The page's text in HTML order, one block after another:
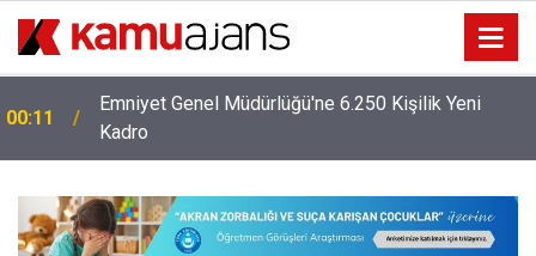
00:11
Emniyet Genel Müdürlüğü'ne 6.250 Kişilik Yeni
Kadro
23:09
MEB Öğretmenlere İl Emri Atama Hakkı Vermek
Zorunda Mı?